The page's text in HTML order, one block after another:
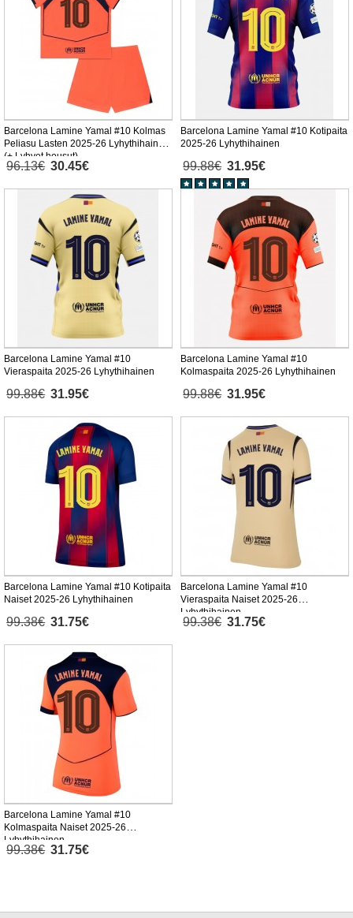
Barcelona Lamine Yamal #10 Kolmas
Peliasu Lasten 2025-26 Lyhythihainen
(+ Lyhyet housut)
96.13€ 30.45€
Barcelona Lamine Yamal #10 Kotipaita
2025-26 Lyhythihainen
99.88€ 31.95€
Barcelona Lamine Yamal #10
Vieraspaita 2025-26 Lyhythihainen
99.88€ 31.95€
Barcelona Lamine Yamal #10
Kolmaspaita 2025-26 Lyhythihainen
99.88€ 31.95€
Barcelona Lamine Yamal #10 Kotipaita
Naiset 2025-26 Lyhythihainen
99.38€ 31.75€
Barcelona Lamine Yamal #10
Vieraspaita Naiset 2025-26
Lyhythihainen
99.38€ 31.75€
Barcelona Lamine Yamal #10
Kolmaspaita Naiset 2025-26
Lyhythihainen
99.38€ 31.75€